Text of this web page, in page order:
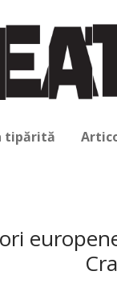
tipărită